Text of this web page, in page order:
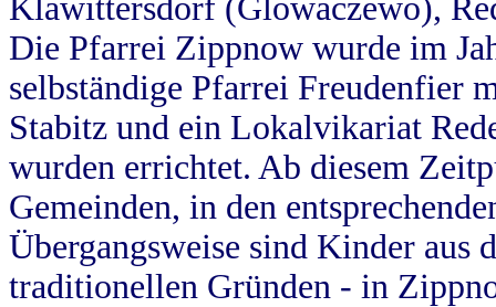
Klawittersdorf (Glowaczewo),
Die Pfarrei Zippnow wurde im
selbständige Pfarrei Freudenfier
Stabitz und ein Lokalvikariat
wurden errichtet. Ab diesem
Gemeinden, in den
Übergangsweise sind Kinder aus
traditionellen Gründen - in